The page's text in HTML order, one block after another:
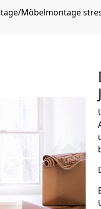
Möbelmontage